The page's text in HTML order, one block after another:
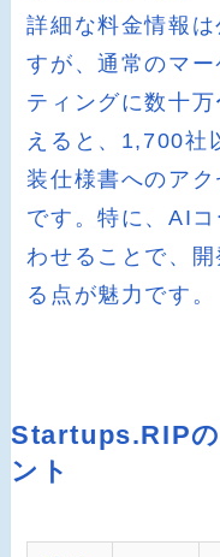
詳細な料金情報
すが、通常のマ
ティングに数十
えると、1,700社
装仕様書へのア
です。特に、AI
わせることで、
る点が魅力です。
Startups.RIPの
ント